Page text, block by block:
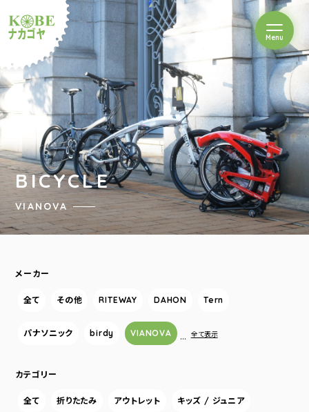
ルショップナカゴヤ
Menuを開閉
BICYCLE
VIANOVA
メーカー
全て その他 RITEWAY DAHON Tern
パナソニック birdy VIANOVA … 全て表示
カテゴリー
全て 折りたたみ アウトレット キッズ / ジュニア